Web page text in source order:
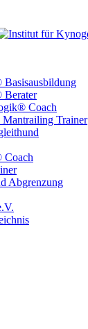
Coach
Mantrailing Trainer
Abgrenzung